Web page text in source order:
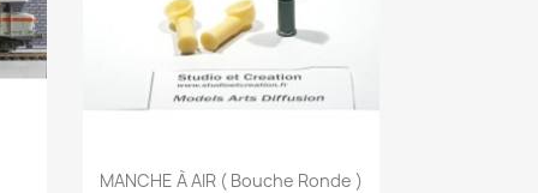
 Aperçu rapide
MANCHE À AIR ( Bouche Ronde )